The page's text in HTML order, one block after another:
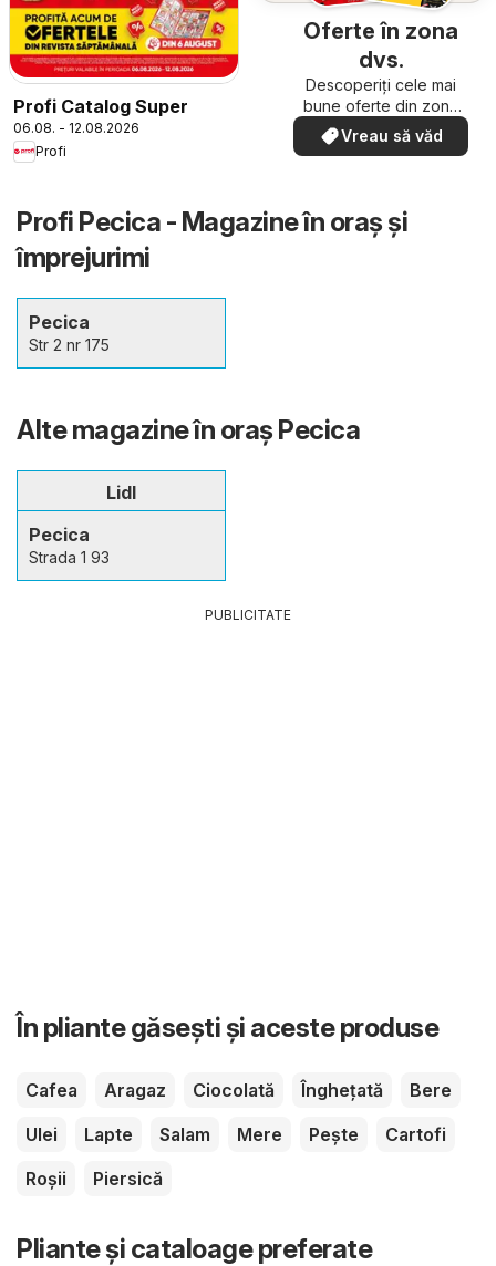
Profi Catalog Super
06.08. - 12.08.2026
Profi
Oferte în zona
dvs.
Descoperiți cele mai
bune oferte din zona
dumneavoastră
Vreau să văd
Profi Pecica - Magazine în oraş şi
împrejurimi
Pecica
Str 2 nr 175
Alte magazine în oraş Pecica
Lidl
Pecica
Strada 1 93
PUBLICITATE
În pliante găsești și aceste produse
Cafea Aragaz Ciocolată Înghețată
Bere
Ulei
Lapte Salam Mere Pește
Cartofi
Roșii
Piersică
Pliante și cataloage preferate